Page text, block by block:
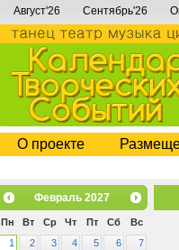
Август'26 Сентябрь'26
О проекте
Февраль 2027
Пн Вт Ср Чт Пт Сб
Вс
1
2 3 4 5 6
7